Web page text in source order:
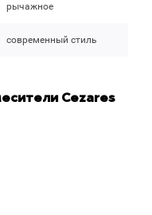
рычажное
современный стиль
Cezares